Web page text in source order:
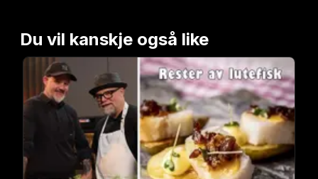
stekte poteter. Bartender Margrethe Aas Wærum
lager en cocktail basert på akevitt fra Inderøy
Brenneri og tørr vermut. Her er det matlaging og
humor i skjønn forening
Du vil kanskje også like